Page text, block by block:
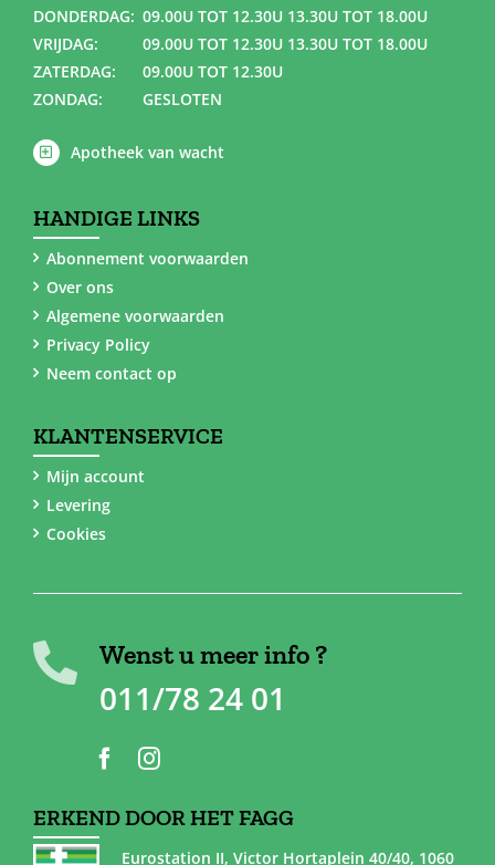
DONDERDAG: 09.00U TOT 12.30U 13.30U TOT 18.00U
VRIJDAG:
09.00U TOT 12.30U 13.30U TOT 18.00U
ZATERDAG:
09.00U TOT 12.30U
ZONDAG:
GESLOTEN
Apotheek van wacht
HANDIGE LINKS
Abonnement voorwaarden
Over ons
Algemene voorwaarden
Privacy Policy
Neem contact op
KLANTENSERVICE
Mijn account
Levering
Cookies
Wenst u meer info ?
011/78 24 01
ERKEND DOOR HET FAGG
Eurostation II, Victor Hortaplein 40/40, 1060